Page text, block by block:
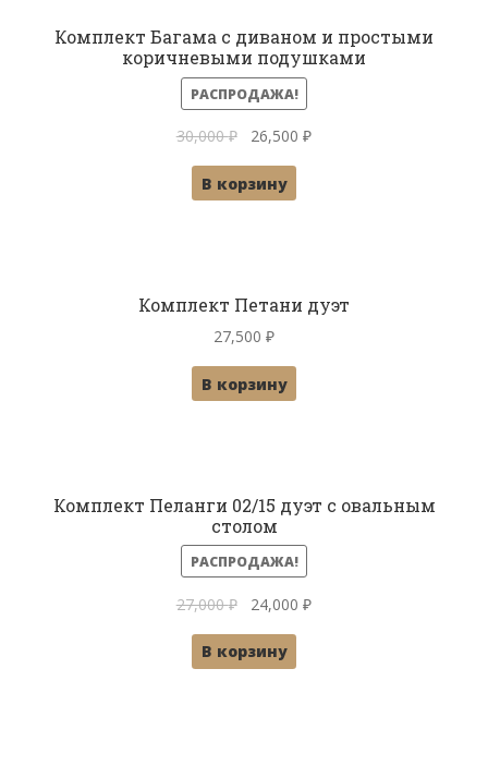
Комплект Багама с диваном и простыми
коричневыми подушками
РАСПРОДАЖА!
30,000₽
Первоначальная
составляла
26,500₽Текущая
В корзину
Комплект Петани дуэт
27,500 ₽
В корзину
Комплект Пеланги 02/15 дуэт с овальным
столом
РАСПРОДАЖА!
27,000₽
Первоначальная
составляла
24,000₽Текущая
В корзину